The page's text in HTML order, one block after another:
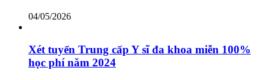
04/05/2026
Xét tuyển Trung cấp Y sĩ đa khoa miễn 100%
học phí năm 2024